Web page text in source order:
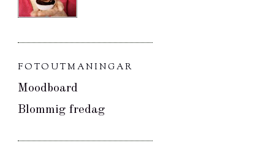
FOTOUTMANINGAR
Moodboard
Blommig fredag